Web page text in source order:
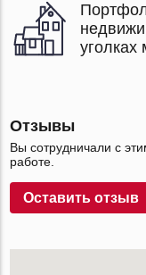
уголках
Отзывы
Вы сотрудничали с
работе.
Оставить отзыв